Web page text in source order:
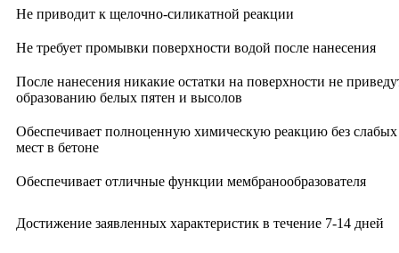
Не приводит к щелочно-силикатной реакции
Не требует промывки поверхности водой после нанесения
После нанесения никакие остатки на поверхности не
образованию белых пятен и высолов
Обеспечивает полноценную химическую реакцию без слабых
мест в бетоне
Обеспечивает отличные функции мембранообразователя
Достижение заявленных характеристик в течение 7-14 дней